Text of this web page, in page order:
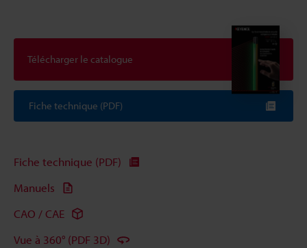
Télécharger le catalogue
Fiche technique (PDF)
Fiche technique (PDF)
Manuels
CAO / CAE
Vue à 360° (PDF 3D)